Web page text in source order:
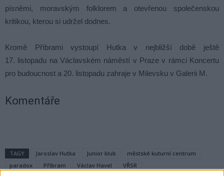
písněmi, moravským folklorem a otevřenou společenskou
kritikou, kterou si udržel dodnes.
Kromě Příbrami vystoupí Hutka v nejbližší době ještě
17. listopadu na Václavském náměstí v Praze v rámci Koncertu
pro budoucnost a 20. listopadu zahraje v Milevsku v Galerii M.
Komentáře
TAGY Jaroslav Hutka Junior klub
městské kuturní centrum
paradox
Příbram Václav Havel VŘSR